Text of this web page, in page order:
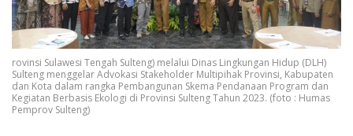
rovinsi Sulawesi Tengah Sulteng) melalui Dinas Lingkungan Hidup (DLH)
Sulteng menggelar Advokasi Stakeholder Multipihak Provinsi, Kabupaten
dan Kota dalam rangka Pembangunan Skema Pendanaan Program dan
Kegiatan Berbasis Ekologi di Provinsi Sulteng Tahun 2023. (foto : Humas
Pemprov Sulteng)